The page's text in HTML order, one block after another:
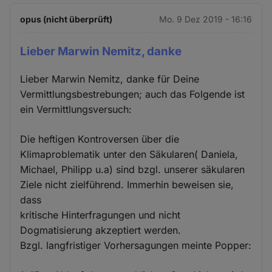
opus (nicht überprüft) Mo. 9 Dez 2019 - 16:16
Lieber Marwin Nemitz, danke
Lieber Marwin Nemitz, danke für Deine
Vermittlungsbestrebungen; auch das Folgende ist
ein Vermittlungsversuch:
Die heftigen Kontroversen über die
Klimaproblematik unter den Säkularen( Daniela,
Michael, Philipp u.a) sind bzgl. unserer säkularen
Ziele nicht zielführend. Immerhin beweisen sie,
dass
kritische Hinterfragungen und nicht
Dogmatisierung akzeptiert werden.
Bzgl. langfristiger Vorhersagungen meinte Popper: